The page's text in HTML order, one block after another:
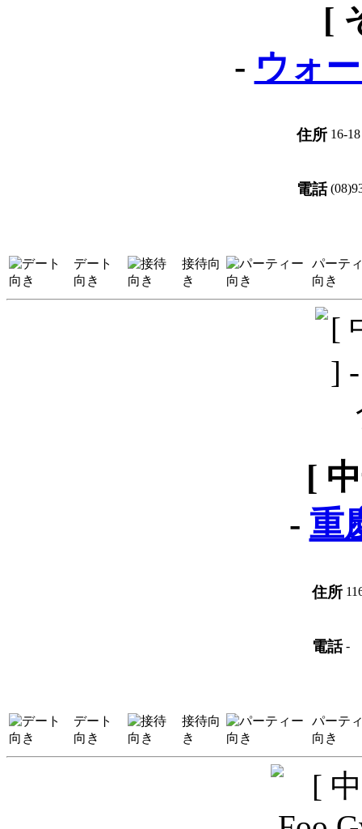
[
- ウォ
住所 16-
電話
デート
向き
接待向
き
パーテ
向き
[
- 重
住所
電話 -
デート
向き
接待向
き
パーテ
向き